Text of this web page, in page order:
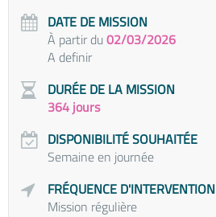
DATE DE MISSION
À partir du02/03/2026
A definir
DURÉE DE LA MISSION
364 jours
DISPONIBILITÉ SOUHAITÉE
Semaine en journée
FRÉQUENCE D'INTERVENTION
Mission régulière